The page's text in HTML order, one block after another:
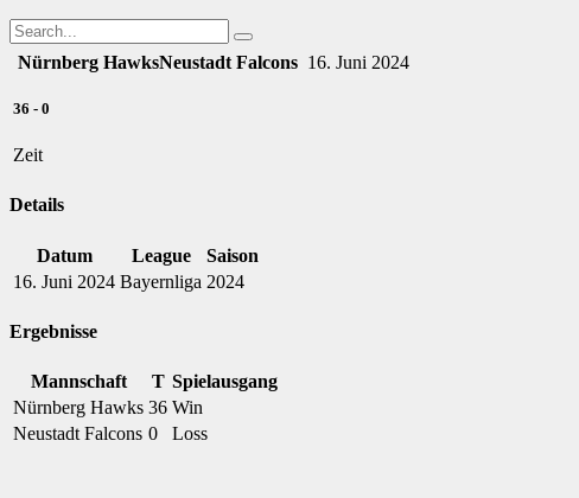
Nürnberg HawksNeustadt Falcons 16. Juni 2024
36 - 0
Zeit
Details
Datum League
Saison
16. Juni 2024 Bayernliga 2024
Ergebnisse
Mannschaft T Spielausgang
Nürnberg Hawks 36 Win
Neustadt Falcons 0 Loss